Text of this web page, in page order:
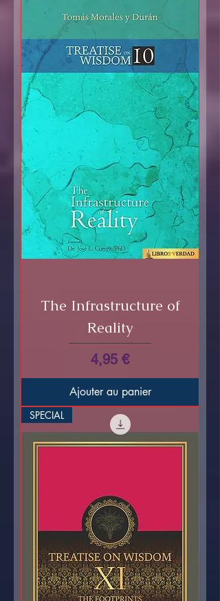
The Infrastructure of
Reality
Prix
4,95 €
Ajouter au panier
SPECIAL